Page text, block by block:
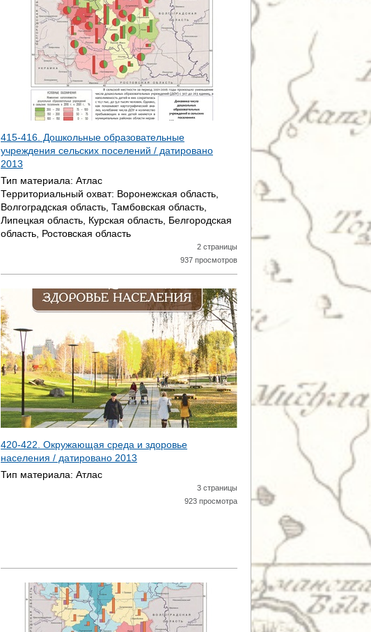
415-416. Дошкольные образовательные
учреждения сельских поселений / датировано
2013
Тип материала: Атлас
Территориальный охват: Воронежская область,
Волгоградская область, Тамбовская область,
Липецкая область, Курская область, Белгородская
область, Ростовская область
2 страницы
937 просмотров
420-422. Окружающая среда и здоровье
населения / датировано 2013
Тип материала: Атлас
3 страницы
923 просмотра